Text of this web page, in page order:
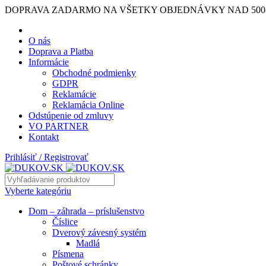
DOPRAVA ZADARMO NA VŠETKY OBJEDNÁVKY NAD
O nás
Doprava a Platba
Informácie
Obchodné podmienky
GDPR
Reklamácie
Reklamácia Online
Odstúpenie od zmluvy
VO PARTNER
Kontakt
Prihlásiť / Registrovať
Vyberte kategóriu
Dom – záhrada – príslušenstvo
Číslice
Dverový závesný systém
Madlá
Písmena